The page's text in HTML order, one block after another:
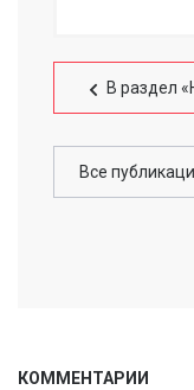
В раздел
Все
КОММЕНТАРИИ